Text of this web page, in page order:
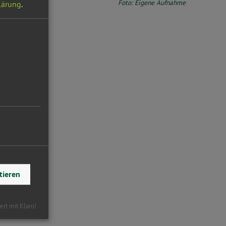
Foto: Eigene Aufnahme
.
mit Klaro!